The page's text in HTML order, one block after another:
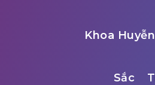
Khoa Huyễn
Sắc